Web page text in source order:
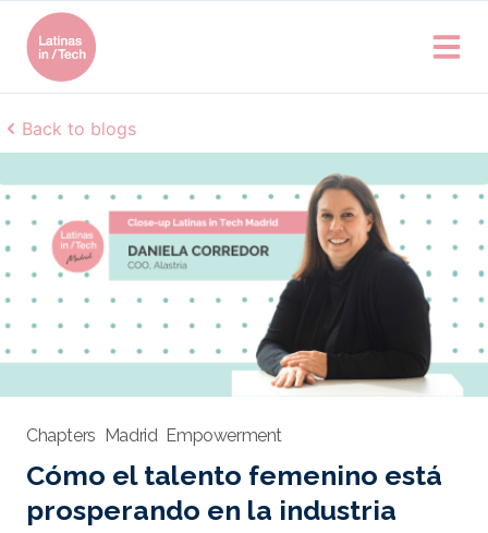
Back to blogs
Chapters Madrid Empowerment
Cómo el talento femenino está
prosperando en la industria